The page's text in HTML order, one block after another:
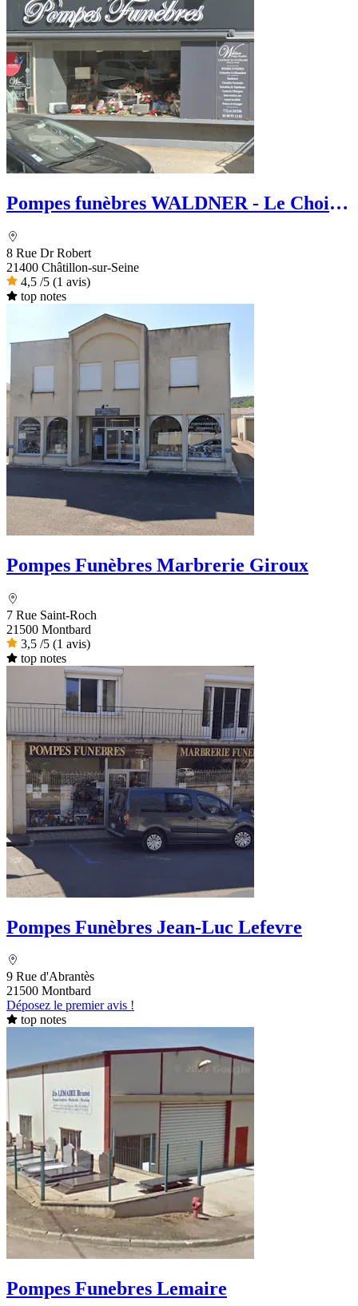
Pompes funèbres WALDNER - Le Choix
8 Rue Dr Robert
21400 Châtillon-sur-Seine
4,5 /5 (1 avis)
top notes
Pompes Funèbres Marbrerie Giroux
7 Rue Saint-Roch
21500 Montbard
3,5 /5 (1 avis)
top notes
Pompes Funèbres Jean-Luc Lefevre
9 Rue d'Abrantès
21500 Montbard
Déposez le premier avis !
top notes
Pompes Funebres Lemaire